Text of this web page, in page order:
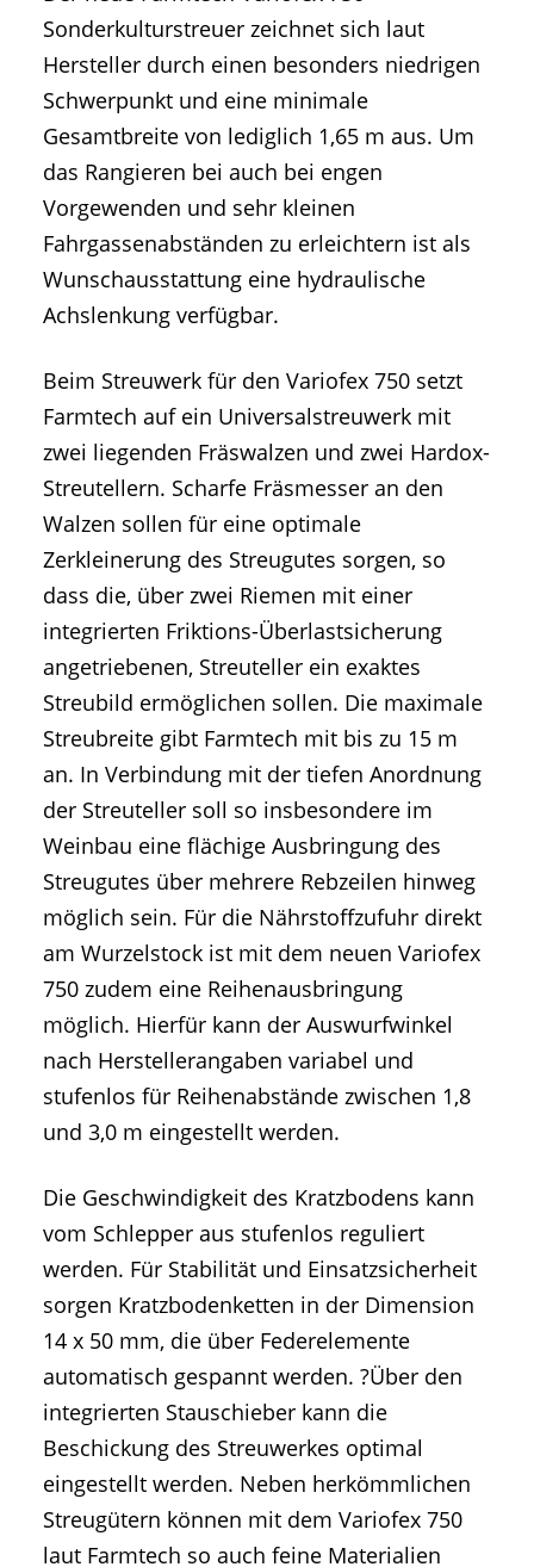
Sonderkulturstreuer zeichnet sich laut
Hersteller durch einen besonders niedrigen
Schwerpunkt und eine minimale
Gesamtbreite von lediglich 1,65 m aus. Um
das Rangieren bei auch bei engen
Vorgewenden und sehr kleinen
Fahrgassenabständen zu erleichtern ist als
Wunschausstattung eine hydraulische
Achslenkung verfügbar.
Beim Streuwerk für den Variofex 750 setzt
Farmtech auf ein Universalstreuwerk mit
zwei liegenden Fräswalzen und zwei Hardox-
Streutellern. Scharfe Fräsmesser an den
Walzen sollen für eine optimale
Zerkleinerung des Streugutes sorgen, so
dass die, über zwei Riemen mit einer
integrierten Friktions-Überlastsicherung
angetriebenen, Streuteller ein exaktes
Streubild ermöglichen sollen. Die maximale
Streubreite gibt Farmtech mit bis zu 15 m
an. In Verbindung mit der tiefen Anordnung
der Streuteller soll so insbesondere im
Weinbau eine flächige Ausbringung des
Streugutes über mehrere Rebzeilen hinweg
möglich sein. Für die Nährstoffzufuhr direkt
am Wurzelstock ist mit dem neuen Variofex
750 zudem eine Reihenausbringung
möglich. Hierfür kann der Auswurfwinkel
nach Herstellerangaben variabel und
stufenlos für Reihenabstände zwischen 1,8
und 3,0 m eingestellt werden.
Die Geschwindigkeit des Kratzbodens kann
vom Schlepper aus stufenlos reguliert
werden. Für Stabilität und Einsatzsicherheit
sorgen Kratzbodenketten in der Dimension
14 x 50 mm, die über Federelemente
automatisch gespannt werden. ?Über den
integrierten Stauschieber kann die
Beschickung des Streuwerkes optimal
eingestellt werden. Neben herkömmlichen
Streugütern können mit dem Variofex 750
laut Farmtech so auch feine Materialien